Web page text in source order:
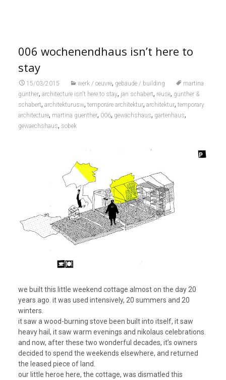
006 wochenendhaus isn’t here to
stay
15/03/2015 werk / oeuvre, gebäude / building
martina
günther, architecture isn't here to stay, jan schabert, reuse, günther &
schabert, architekturusw, temporäre architektur, architektur, temporary
architecture, martina guenther, 006, gewächshaus, gartenhaus,
gewaechshaus, sobek
we built this little weekend cottage almost on the day 20
years ago. it was used intensively, 20 summers and 20
winters.
it saw a wood-burning stove been built into itself, it saw
heavy hail, it saw warm evenings and nikolaus celebrations.
and now, after these two wonderful decades, it’s owners
decided to spend the weekends elsewhere, and returned
the leased piece of land.
our little heroe here, the cottage, was dismatled this